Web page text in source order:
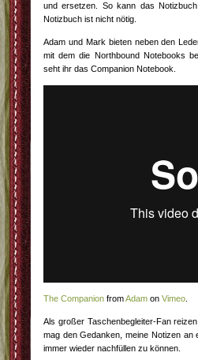
und ersetzen. So kann das
Notizbuch ist nicht nötig.
Adam und Mark bieten neben den
mit dem die Northbound Notebooks
seht ihr das Companion Notebook.
The Companion fromAdam on Vimeo
Als großer Taschenbegleiter-Fan
mag den Gedanken, meine Notizen
immer wieder nachfüllen zu können.